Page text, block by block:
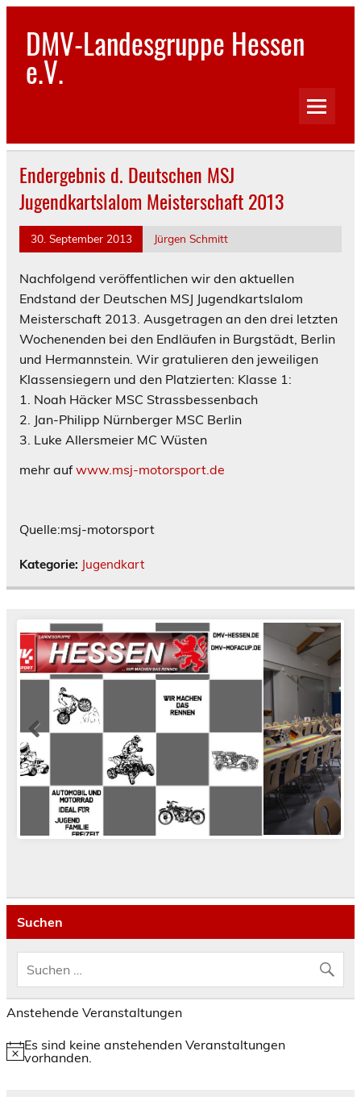
Skip
contentDMV-Landesgruppe Hessen
e.V.
Endergebnis d. Deutschen MSJ
Jugendkartslalom Meisterschaft 2013
30. September 2013 Jürgen Schmitt
Nachfolgend veröffentlichen wir den aktuellen
Endstand der Deutschen MSJ Jugendkartslalom
Meisterschaft 2013. Ausgetragen an den drei letzten
Wochenenden bei den Endläufen in Burgstädt, Berlin
und Hermannstein. Wir gratulieren den jeweiligen
Klassensiegern und den Platzierten: Klasse 1:
1. Noah Häcker MSC Strassbessenbach
2. Jan-Philipp Nürnberger MSC Berlin
3. Luke Allersmeier MC Wüsten
mehr aufwww.msj-motorsport.de
Quelle:msj-motorsport
Kategorie: Jugendkart
Suchen
Anstehende Veranstaltungen
Hinweis
Es sind keine anstehenden Veranstaltungen
vorhanden.